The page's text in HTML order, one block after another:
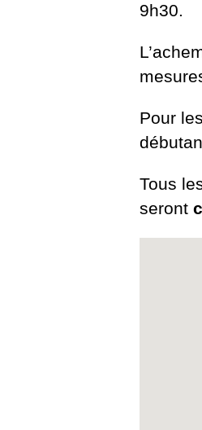
9h30.
Pour
Tous
seront